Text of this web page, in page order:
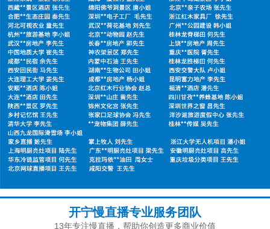
开宁慢直播专业服务团队
13年专注慢直播，帮助你创造更多商业价值